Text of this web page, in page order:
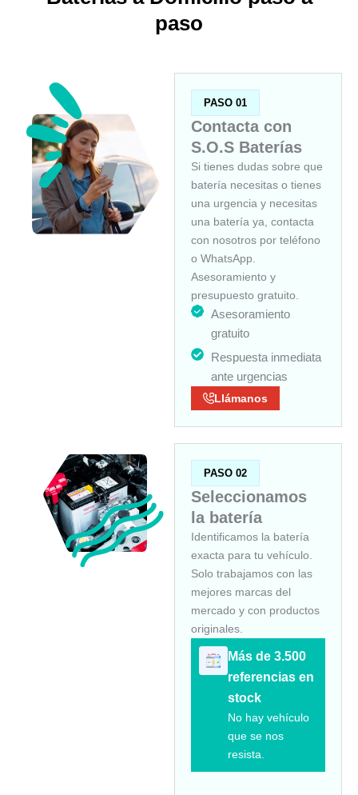
paso
PASO 01
Contacta con
S.O.S Baterías
Si tienes dudas sobre que
batería necesitas o tienes
una urgencia y necesitas
una batería ya, contacta
con nosotros por teléfono
o WhatsApp.
Asesoramiento y
presupuesto gratuito.
Asesoramiento
gratuito
Respuesta inmediata
ante urgencias
Llámanos
PASO 02
Seleccionamos
la batería
Identificamos la batería
exacta para tu vehículo.
Solo trabajamos con las
mejores marcas del
mercado y con productos
originales.
Más de 3.500
referencias en
stock
No hay vehículo
que se nos
resista.